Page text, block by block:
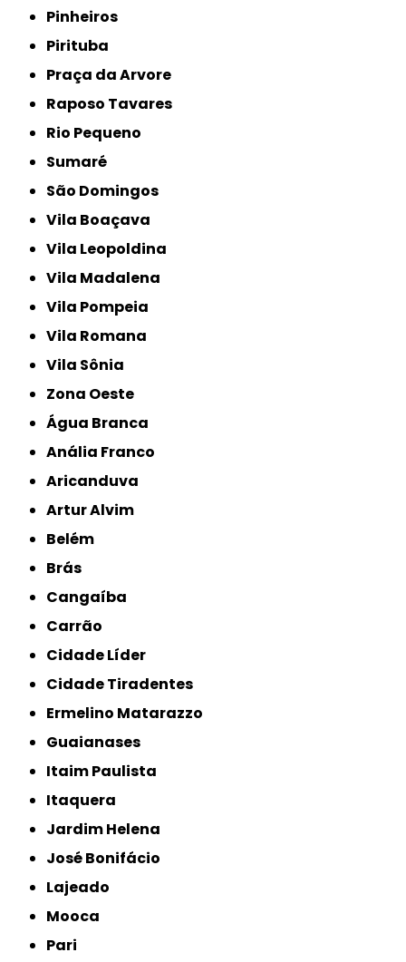
Pinheiros
Pirituba
Praça da Arvore
Raposo Tavares
Rio Pequeno
Sumaré
São Domingos
Vila Boaçava
Vila Leopoldina
Vila Madalena
Vila Pompeia
Vila Romana
Vila Sônia
Zona Oeste
Água Branca
Anália Franco
Aricanduva
Artur Alvim
Belém
Brás
Cangaíba
Carrão
Cidade Líder
Cidade Tiradentes
Ermelino Matarazzo
Guaianases
Itaim Paulista
Itaquera
Jardim Helena
José Bonifácio
Lajeado
Mooca
Pari